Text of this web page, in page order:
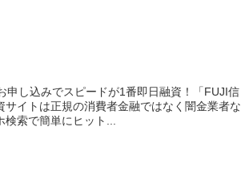
申し込みでスピードが1番即日融資！「FUJI信
イトは正規の消費者金融ではなく闇金業者な
検索で簡単にヒット...